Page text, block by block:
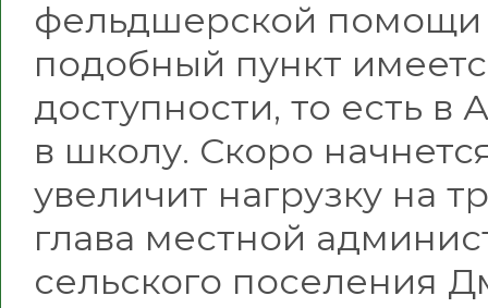
фельдшерской помощи
подобный пункт
доступности, то есть
в школу. Скоро
увеличит нагрузку на
глава местной
сельского поселения